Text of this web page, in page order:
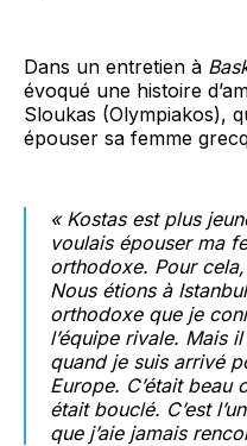
Dans un entretien à
évoqué une histoire
Sloukas (Olympiakos),
épouser sa femme
« Kostas est plus
voulais épouser ma
orthodoxe. Pour
Nous étions à
orthodoxe que je
l’équipe rivale. Mais
quand je suis arrivé
Europe. C’était beau
était bouclé. C’est
que j’aie jamais